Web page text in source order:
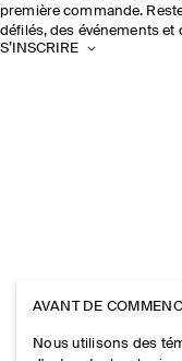
première commande.
défilés, des événements et
S’INSCRIRE
AVANT DE
Nous utilisons des